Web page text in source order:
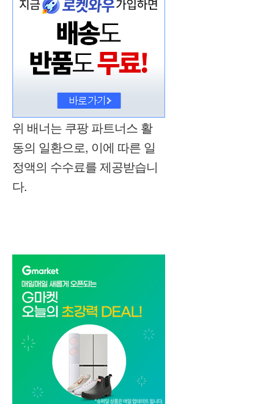
위 배너는 쿠팡 파트너스 활
동의 일환으로, 이에 따른 일
정액의 수수료를 제공받습니
다.